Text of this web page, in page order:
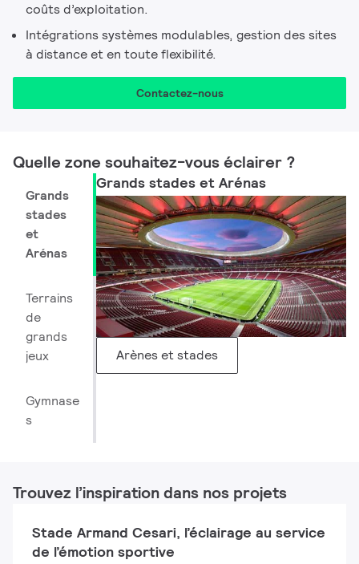
coûts d’exploitation.
Intégrations systèmes modulables, gestion des sites
à distance et en toute flexibilité.
Contactez-nous
Quelle zone souhaitez-vous éclairer ? ​
Grands
stades
et
Arénas
Terrains
de
grands
jeux
Gymnase
s
Grands stades et Arénas
Arènes et stades
Trouvez l’inspiration dans nos projets
Stade Armand Cesari, l’éclairage au service
de l’émotion sportive